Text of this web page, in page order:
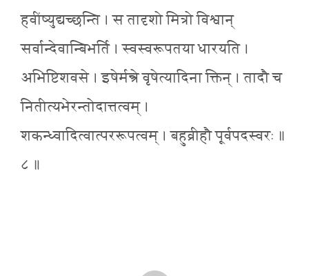
हवींष्युद्यच्छन्ति । स तादृशो मित्रो विश्वान्
सर्वान्देवान्बिभर्ति । स्वस्वरूपतया धारयति ।
अभिष्टिशवसे । इषेर्मन्त्रे वृषेत्यादिना क्तिन् । तादौ च
नितीत्यभेरन्तोदात्तत्वम् ।
शकन्ध्वादित्वात्पररूपत्वम् । बहुव्रीहौ पूर्वपदस्वरः ॥
८ ॥